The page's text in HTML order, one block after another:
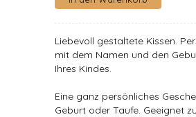
Liebevoll gestaltete Kissen.
mit dem Namen und den
Ihres Kindes.
Eine ganz persönliches
Geburt oder Taufe. Geeignet